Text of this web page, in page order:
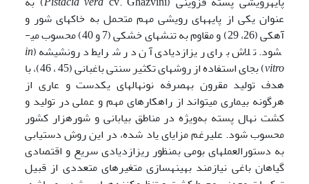
عنوان یکی از پایه­های ­رویشی مهم متحمل به خاک­های شور و
آهکی (26، 29) و مقاوم به تنش­های خشکی (7 و 40) محسوب می­
شود. تلاش برای ریزازدیادی آن در شرایط درون­شیشه (in
vitro
) بجای استفاده از روش­های تکثیر سنتی باغبانی (45 ، 46)، با
هدف تولید مقرون ­به­صرفه نونهال­های یکدست و عاری از
هرگونه بیماری می­تواند از راهکارهای مهم و عملی در تولید و
کشت نهال پسته به‌ویژه در مناطق بیابانی و شوره­زار کشور
محسوب شود. علی­رغم مزایای یاد شده، در این روش دستیابی
به دستورالعمل­های بومی بمنظور ریزازدیادی سریع و اقتصادی
گیاهان باغی نیازمند بهینه­سازی متغیرهای متعددی از قبیل